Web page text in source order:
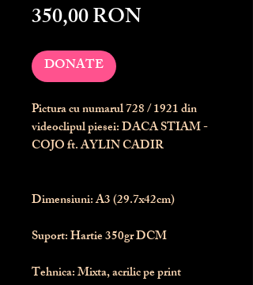
350,00 RONPreț
DONATE
Pictura cu numarul728/ 1921 din
videoclipul piesei: DACA STIAM -
COJO ft. AYLIN CADIR
Dimensiuni: A3 (29.7x42cm)
Suport: Hartie 350gr DCM
Tehnica: Mixta, acrilic pe print